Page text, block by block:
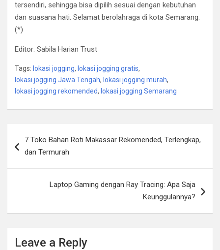
tersendiri, sehingga bisa dipilih sesuai dengan kebutuhan
dan suasana hati. Selamat berolahraga di kota Semarang.
(*)
Editor: Sabila Harian Trust
Tags: lokasi jogging, lokasi jogging gratis,
lokasi jogging Jawa Tengah, lokasi jogging murah,
lokasi jogging rekomended, lokasi jogging Semarang
navigation
7 Toko Bahan Roti Makassar Rekomended, Terlengkap,
dan Termurah
Laptop Gaming dengan Ray Tracing: Apa Saja
Keunggulannya?
Leave a Reply